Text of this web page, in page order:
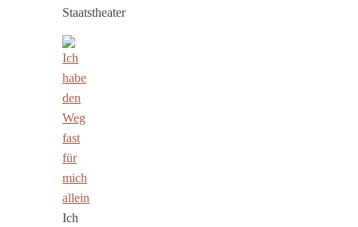
Staatstheater
Ich